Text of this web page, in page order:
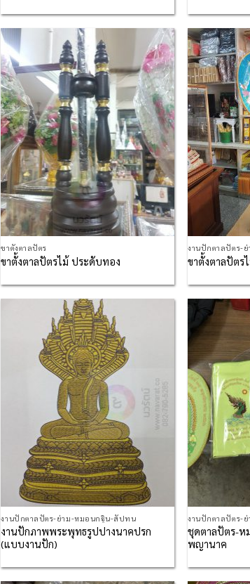
Add to
Wishlist
ขาตั้งตาลปัตร
ขาตั้งตาลปัตรไม้ ประดับทอง
งานปักตาลปัตร-
ขาตั้งตาลปัตร
งานปักตาลปัตร-ย่าม-หมอนกฐิน-สัปทน
งานปักภาพพระพุทธรูปปางนาคปรก
(แบบงานปัก)
งานปักตาลปัตร-
ชุดตาลปัตร-ห
พญานาค